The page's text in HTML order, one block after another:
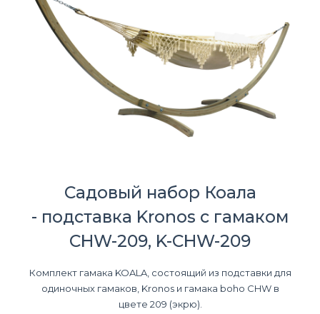
Садовый набор Коала
- подставка Kronos с гамаком
CHW-209, K-CHW-209
Комплект гамака KOALA, состоящий из подставки для
одиночных гамаков, Kronos и гамака boho CHW в
цвете 209 (экрю).